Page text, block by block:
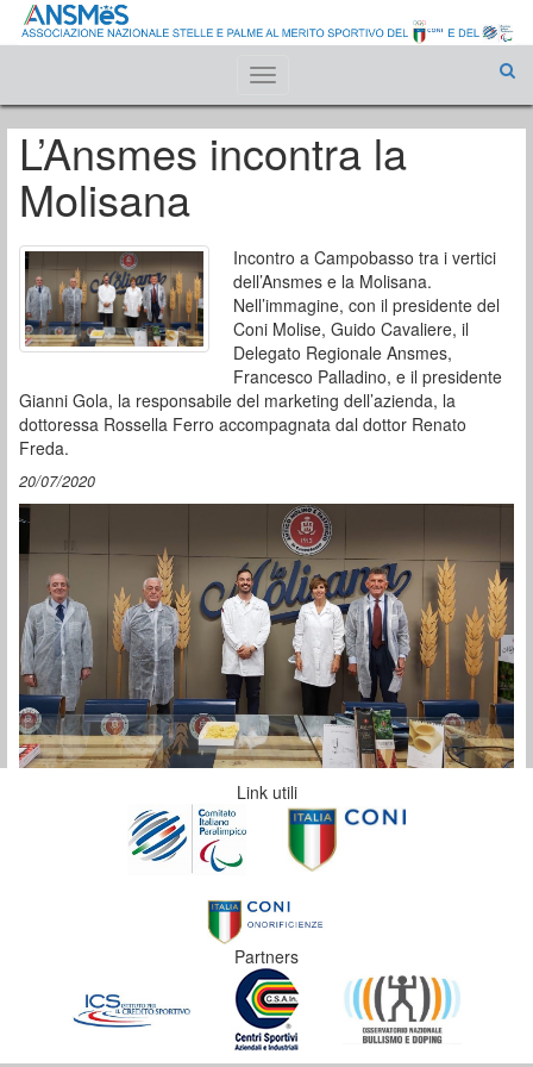
Toggle
navigation
L’Ansmes incontra la
Molisana
Incontro a Campobasso tra i vertici
dell’Ansmes e la Molisana.
Nell’immagine, con il presidente del
Coni Molise, Guido Cavaliere, il
Delegato Regionale Ansmes,
Francesco Palladino, e il presidente
Gianni Gola, la responsabile del marketing dell’azienda, la
dottoressa Rossella Ferro accompagnata dal dottor Renato
Freda.
20/07/2020
Link utili
Partners